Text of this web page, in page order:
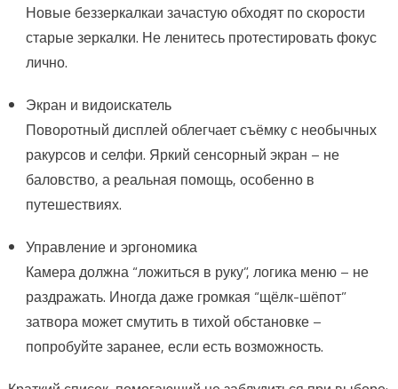
Новые беззеркалкаи зачастую обходят по скорости
старые зеркалки. Не ленитесь протестировать фокус
лично.
Экран и видоискатель
Поворотный дисплей облегчает съёмку с необычных
ракурсов и селфи. Яркий сенсорный экран – не
баловство, а реальная помощь, особенно в
путешествиях.
Управление и эргономика
Камера должна “ложиться в руку”, логика меню – не
раздражать. Иногда даже громкая “щёлк-шёпот”
затвора может смутить в тихой обстановке –
попробуйте заранее, если есть возможность.